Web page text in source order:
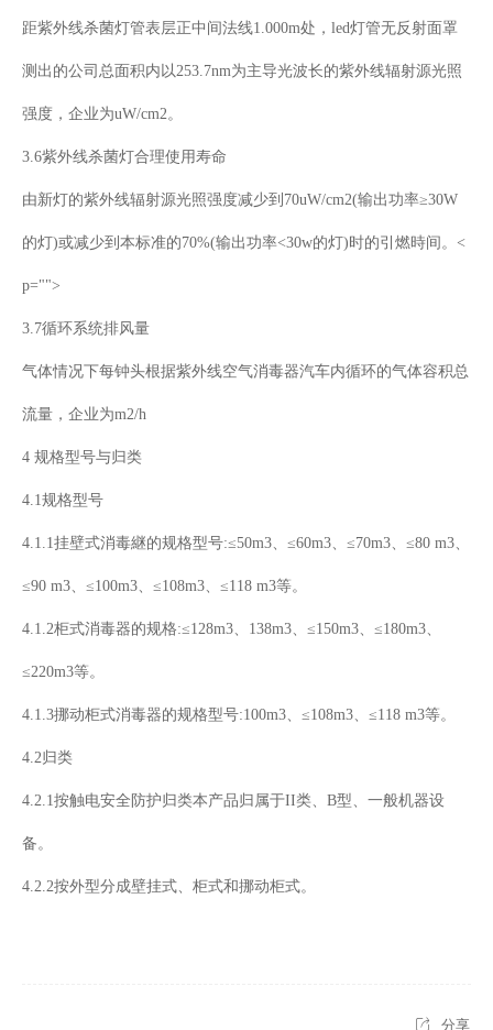
距紫外线杀菌灯管表层正中间法线1.000m处，led灯管无反射面罩
测出的公司总面积内以253.7nm为主导光波长的紫外线辐射源光照
强度，企业为uW/cm2。
3.6紫外线杀菌灯合理使用寿命
由新灯的紫外线辐射源光照强度减少到70uW/cm2(输出功率≥30W
的灯)或减少到本标准的70%(输出功率<30w的灯)时的引燃時间。<
p="">
3.7循环系统排风量
气体情况下每钟头根据紫外线空气消毒器汽车内循环的气体容积总
流量，企业为m2/h
4 规格型号与归类
4.1规格型号
4.1.1挂壁式消毒継的规格型号:≤50m3、≤60m3、≤70m3、≤80 m3、
≤90 m3、≤100m3、≤108m3、≤118 m3等。
4.1.2柜式消毒器的规格:≤128m3、138m3、≤150m3、≤180m3、
≤220m3等。
4.1.3挪动柜式消毒器的规格型号:100m3、≤108m3、≤118 m3等。
4.2归类
4.2.1按触电安全防护归类本产品归属于II类、B型、一般机器设
备。
4.2.2按外型分成壁挂式、柜式和挪动柜式。
分享